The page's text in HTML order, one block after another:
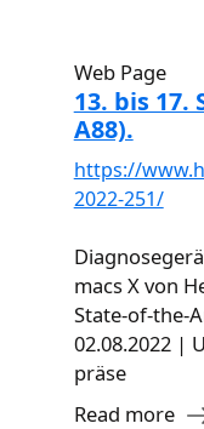
Web Page
13. bis 17.
A88).
https://
2022-251/
macs X von
State-of-the-
02.08.2022 |
präse
Read more